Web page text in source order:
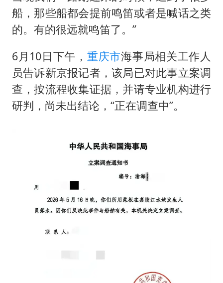
船，那些船都会提前鸣笛或者是喊话之类
的。有的很远就鸣笛了。”
6月10日下午， 重庆市海事局相关工作人
员告诉新京报记者，该局已对此事立案调
查，按流程收集证据，并请专业机构进行
研判，尚未出结论，“正在调查中”。